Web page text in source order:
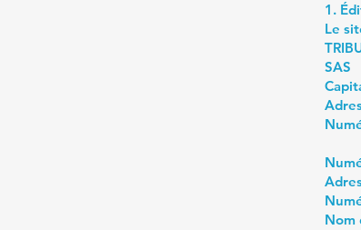
1.
Le
SAS
Nom